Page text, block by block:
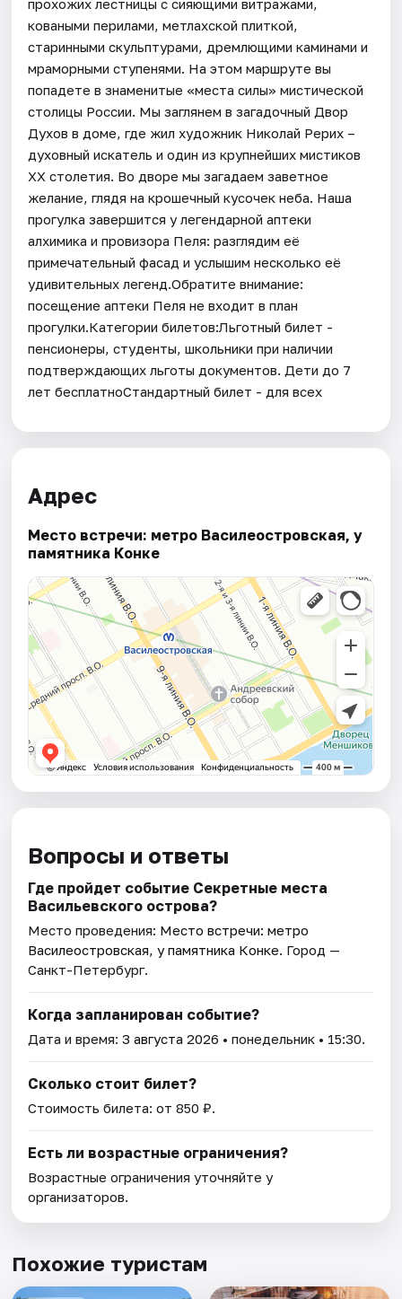
прохожих лестницы с сияющими витражами,
коваными перилами, метлахской плиткой,
старинными скульптурами, дремлющими каминами и
мраморными ступенями. На этом маршруте вы
попадете в знаменитые «места силы» мистической
столицы России. Мы заглянем в загадочный Двор
Духов в доме, где жил художник Николай Рерих –
духовный искатель и один из крупнейших мистиков
XX столетия. Во дворе мы загадаем заветное
желание, глядя на крошечный кусочек неба. Наша
прогулка завершится у легендарной аптеки
алхимика и провизора Пеля: разглядим её
примечательный фасад и услышим несколько её
удивительных легенд.Обратите внимание:
посещение аптеки Пеля не входит в план
прогулки.Категории билетов:Льготный билет -
пенсионеры, студенты, школьники при наличии
подтверждающих льготы документов. Дети до 7
лет бесплатноСтандартный билет - для всех
Адрес
Место встречи: метро Василеостровская, у
памятника Конке
Вопросы и ответы
Где пройдет событие Секретные места
Васильевского острова?
Место проведения: Место встречи: метро
Василеостровская, у памятника Конке. Город —
Санкт-Петербург.
Когда запланирован событие?
Дата и время:3 августа 2026 • понедельник • 15:30.
Сколько стоит билет?
Стоимость билета: от 850 ₽.
Есть ли возрастные ограничения?
Возрастные ограничения уточняйте у
организаторов.
Похожие туристам